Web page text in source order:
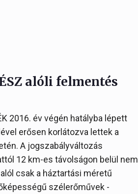
alóli felmentés
2016. év végén hatályba lépett
erősen korlátozva lettek a
A jogszabályváltozás
12 km-es távolságon belül nem
csak a háztartási méretű
szélerőművek -